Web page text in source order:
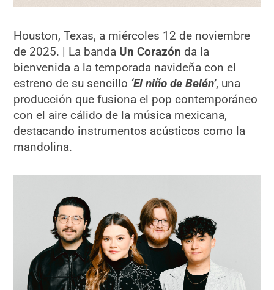
Houston, Texas, a miércoles 12 de noviembre
de 2025. | La banda Un Corazón da la
bienvenida a la temporada navideña con el
estreno de su sencillo ‘El niño de Belén’, una
producción que fusiona el pop contemporáneo
con el aire cálido de la música mexicana,
destacando instrumentos acústicos como la
mandolina.